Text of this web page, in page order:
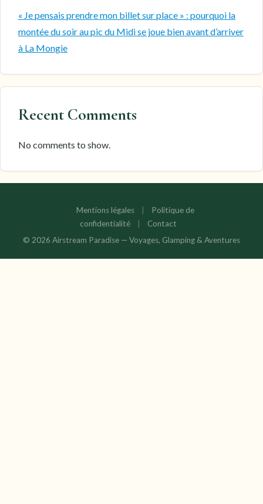
« Je pensais prendre mon billet sur place » : pourquoi la
montée du soir au pic du Midi se joue bien avant d’arriver
à La Mongie
Recent Comments
No comments to show.
Mentions légales
Politique de
confidentialité
Contact
© 2026 Airstream Paradise — Voyages, Glamping & Aventures